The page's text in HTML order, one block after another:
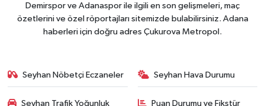
Demirspor ve Adanaspor ile ilgili en son gelişmeleri, maç
özetlerini ve özel röportajları sitemizde bulabilirsiniz. Adana
haberleri için doğru adres Çukurova Metropol.
Seyhan Nöbetçi Eczaneler Seyhan Hava Durumu
Seyhan Trafik Yoğunluk Puan Durumu ve Fikstür